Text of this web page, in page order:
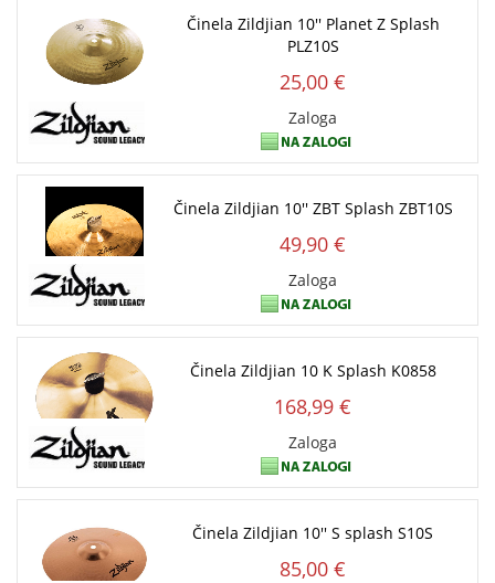
Činela Zildjian 10'' Planet Z Splash
PLZ10S
25,00 €
Zaloga
Činela Zildjian 10'' ZBT Splash ZBT10S
49,90 €
Zaloga
Činela Zildjian 10 K Splash K0858
168,99 €
Zaloga
Činela Zildjian 10'' S splash S10S
85,00 €